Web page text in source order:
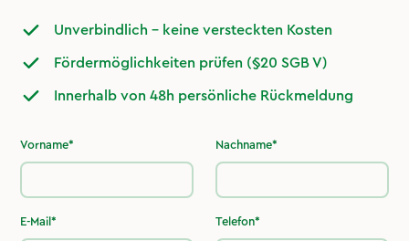
Unverbindlich – keine versteckten Kosten
Fördermöglichkeiten prüfen (§20 SGB V)
Innerhalb von 48h persönliche Rückmeldung
Vorname* Nachname*
E-Mail* Telefon*